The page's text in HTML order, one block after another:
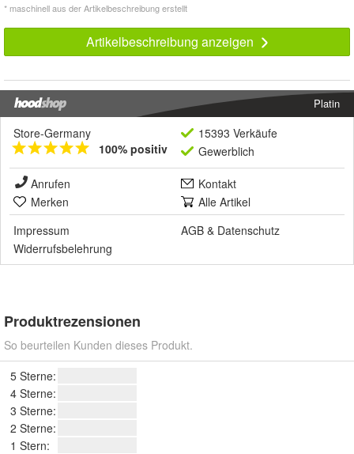
* maschinell aus der Artikelbeschreibung erstellt
Artikelbeschreibung anzeigen
Platin
Store-Germany
100% positiv
15393 Verkäufe
Gewerblich
Anrufen
Kontakt
Merken
Alle Artikel
Impressum
AGB & Datenschutz
Widerrufsbelehrung
Produktrezensionen
So beurteilen Kunden dieses Produkt.
5 Sterne:
4 Sterne:
3 Sterne:
2 Sterne:
1 Stern: